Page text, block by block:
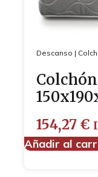
Descanso |
154,27 €
Añadir al